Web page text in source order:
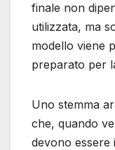
finale non
utilizzata, ma
modello viene
preparato per
Uno stemma
che, quando
devono essere